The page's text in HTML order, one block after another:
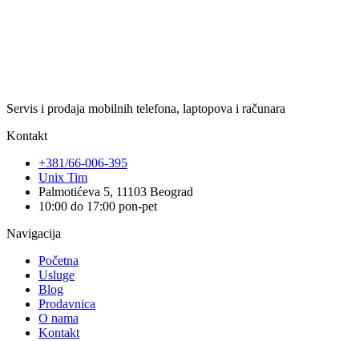
Servis i prodaja mobilnih telefona, laptopova i računara
Kontakt
+381/66-006-395
Unix Tim
Palmotićeva 5, 11103 Beograd
10:00 do 17:00 pon-pet
Navigacija
Početna
Usluge
Blog
Prodavnica
O nama
Kontakt